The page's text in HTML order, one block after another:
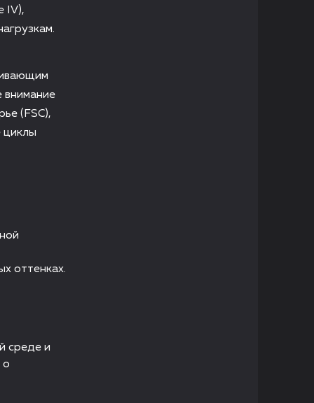
IV),
внимание
(FSC),
циклы
оттенках.
среде и
о